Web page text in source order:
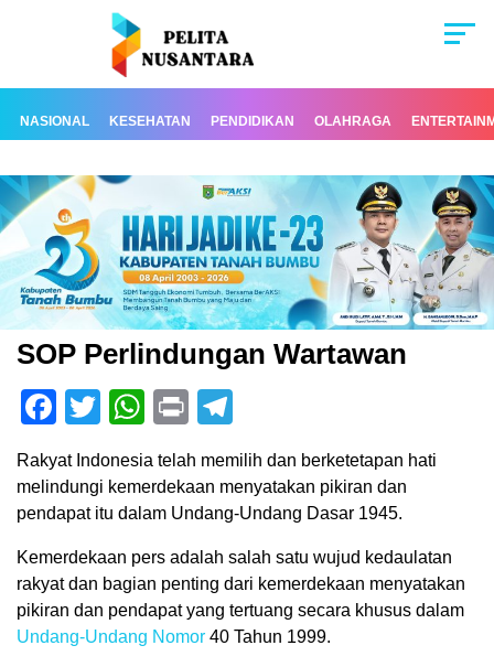
NASIONAL KESEHATAN PENDIDIKAN OLAHRAGA
SOP Perlindungan Wartawan
Facebook
TwitterWhatsApp
Print
Rakyat Indonesia telah memilih dan berketetapan hati
melindungi kemerdekaan menyatakan pikiran dan
pendapat itu dalam Undang-Undang Dasar 1945.
Kemerdekaan pers adalah salah satu wujud kedaulatan
rakyat dan bagian penting dari kemerdekaan menyatakan
pikiran dan pendapat yang tertuang secara khusus dalam
Undang-Undang Nomor 40 Tahun 1999.